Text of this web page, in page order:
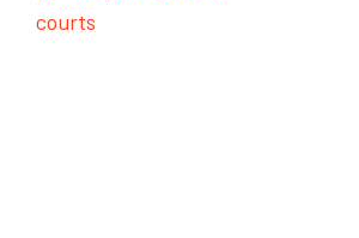
courts